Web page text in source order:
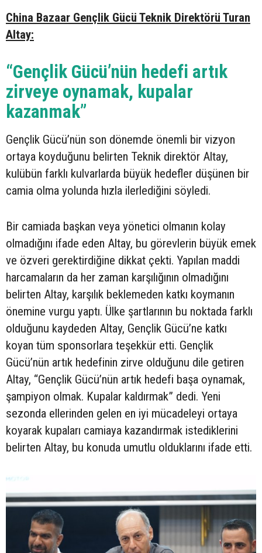
China Bazaar Gençlik Gücü Teknik Direktörü Turan
Altay:
“Gençlik Gücü’nün hedefi artık
zirveye oynamak, kupalar
kazanmak”
Gençlik Gücü’nün son dönemde önemli bir vizyon
ortaya koyduğunu belirten Teknik direktör Altay,
kulübün farklı kulvarlarda büyük hedefler düşünen bir
camia olma yolunda hızla ilerlediğini söyledi.
Bir camiada başkan veya yönetici olmanın kolay
olmadığını ifade eden Altay, bu görevlerin büyük emek
ve özveri gerektirdiğine dikkat çekti. Yapılan maddi
harcamaların da her zaman karşılığının olmadığını
belirten Altay, karşılık beklemeden katkı koymanın
önemine vurgu yaptı. Ülke şartlarının bu noktada farklı
olduğunu kaydeden Altay, Gençlik Gücü’ne katkı
koyan tüm sponsorlara teşekkür etti. Gençlik
Gücü’nün artık hedefinin zirve olduğunu dile getiren
Altay, “Gençlik Gücü’nün artık hedefi başa oynamak,
şampiyon olmak. Kupalar kaldırmak” dedi. Yeni
sezonda ellerinden gelen en iyi mücadeleyi ortaya
koyarak kupaları camiaya kazandırmak istediklerini
belirten Altay, bu konuda umutlu olduklarını ifade etti.